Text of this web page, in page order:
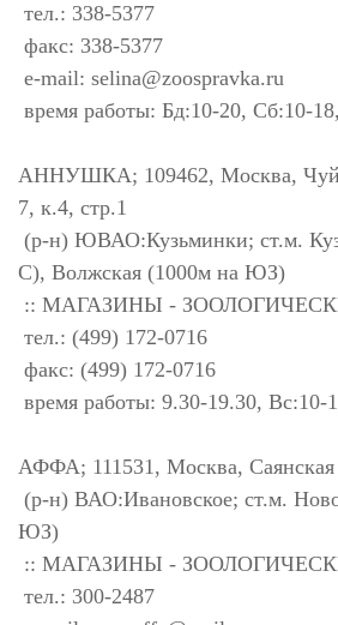
тел.: 338-5377
факс: 338-5377
e-mail: selina@zoospravka.ru
время работы: Бд:10-20, Сб:10-
АННУШКА; 109462, Москва,
7, к.4, стр.1
(р-н) ЮВАО:Кузьминки; ст.м.
С), Волжская (1000м на ЮЗ)
:: МАГАЗИНЫ -
тел.: (499) 172-0716
факс: (499) 172-0716
время работы: 9.30-19.30, Вс:10-
АФФА; 111531, Москва, Саянская
(р-н) ВАО:Ивановское; ст.м.
ЮЗ)
:: МАГАЗИНЫ -
тел.: 300-2487